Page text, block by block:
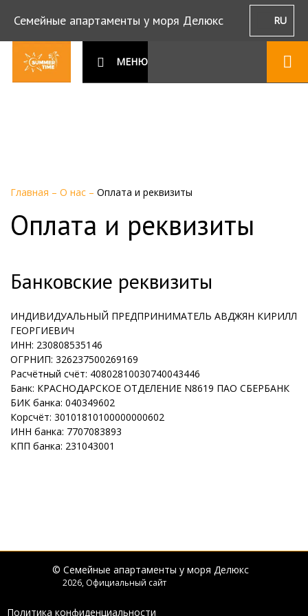
Семейные апартаменты у моря Делюкс RU
МЕНЮ
Главная – О нас – Оплата и реквизиты
Оплата и реквизиты
Банковские реквизиты
ИНДИВИДУАЛЬНЫЙ ПРЕДПРИНИМАТЕЛЬ АВДЖЯН КИРИЛЛ
ГЕОРГИЕВИЧ
ИНН: 230808535146
ОГРНИП: 326237500269169
Расчётный счёт: 40802810030740043446
Банк: КРАСНОДАРСКОЕ ОТДЕЛЕНИЕ N8619 ПАО СБЕРБАНК
БИК банка: 040349602
Корсчёт: 30101810100000000602
ИНН банка: 7707083893
КПП банка: 231043001
© Семейные апартаменты у моря Делюкс
2026, Официальный сайт
Политика конфиденциальности